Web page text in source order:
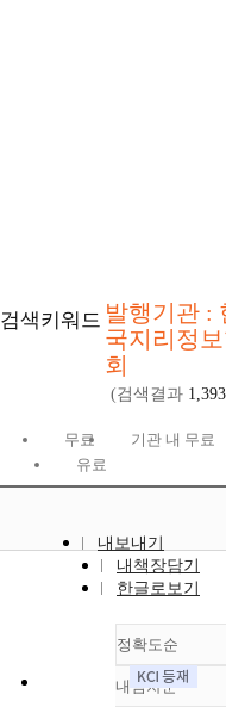
검색키워드 발행기관 :
국지리정
회
(검색결과 1,393
무료
기관 내 무료
유료
내보내기
내책장담기
한글로보기
정확도순
정확도
내림차순